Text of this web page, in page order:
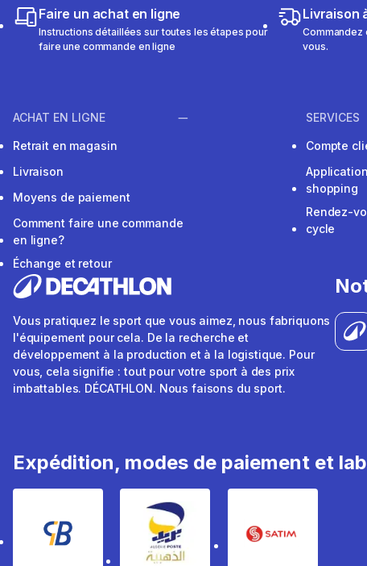
Faire un achat en ligne
Instructions détaillées sur toutes les étapes pour
faire une commande en ligne
Livraison
Commandez
vous.
ACHAT EN LIGNE
Retrait en magasin
Livraison
Moyens de paiement
Comment faire une commande
en ligne?
Échange et retour
SERVICES
Compte
shopping
Rendez-
cycle
Vous pratiquez le sport que vous aimez, nous fabriquons
l'équipement pour cela. De la recherche et
développement à la production et à la logistique. Pour
vous, cela signifie : tout pour votre sport à des prix
imbattables. DÉCATHLON. Nous faisons du sport.
Expédition, modes de paiement et